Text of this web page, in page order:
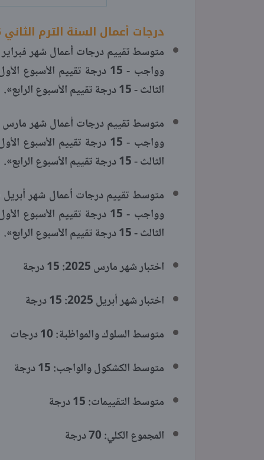
درجات أعمال السنة الترم الثاني 2025
الثالث - 15 درجة تقييم الأسبوع الرابع».
الثالث - 15 درجة تقييم الأسبوع الرابع».
الثالث - 15 درجة تقييم الأسبوع الرابع».
اختبار شهر مارس 2025: 15 درجة
اختبار شهر أبريل 2025: 15 درجة
متوسط السلوك والمواظبة: 10 درجات
متوسط الكشكول والواجب: 15 درجة
متوسط التقييمات: 15 درجة
المجموع الكلي: 70 درجة